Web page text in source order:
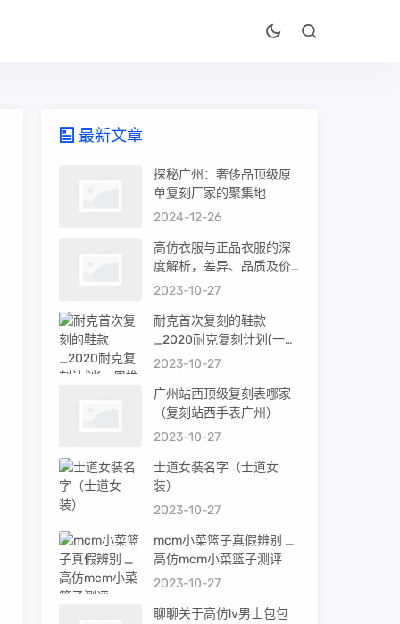
最新文章
探秘广州：奢侈品顶级原
单复刻厂家的聚集地
2024-12-26
高仿衣服与正品衣服的深
度解析，差异、品质及价
值
2023-10-27
耐克首次复刻的鞋款
_2020耐克复刻计划(一周
推荐)
2023-10-27
广州站西顶级复刻表哪家
（复刻站西手表广州）
2023-10-27
士道女装名字（士道女
装）
2023-10-27
mcm小菜篮子真假辨别 _
高仿mcm小菜篮子测评
2023-10-27
聊聊关于高仿lv男士包包